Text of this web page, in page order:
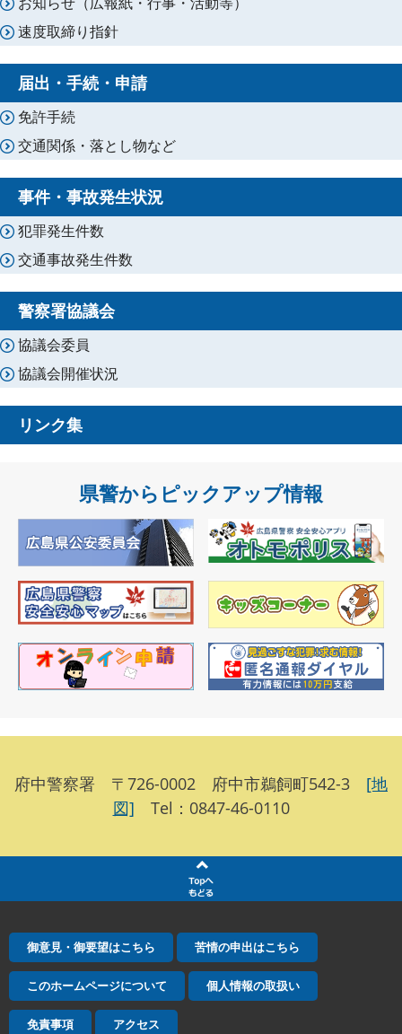
速度取締り指針
届出・手続・申請
免許手続
交通関係・落とし物など
事件・事故発生状況
犯罪発生件数
交通事故発生件数
警察署協議会
協議会委員
協議会開催状況
リンク集
県警からピックアップ情報
府中警察署 〒726-0002 府中市鵜飼町542-3 [地
図] Tel：0847-46-0110
御意見・御要望はこちら 苦情の申出はこちら
このホームページについて 個人情報の取扱い
免責事項 アクセス